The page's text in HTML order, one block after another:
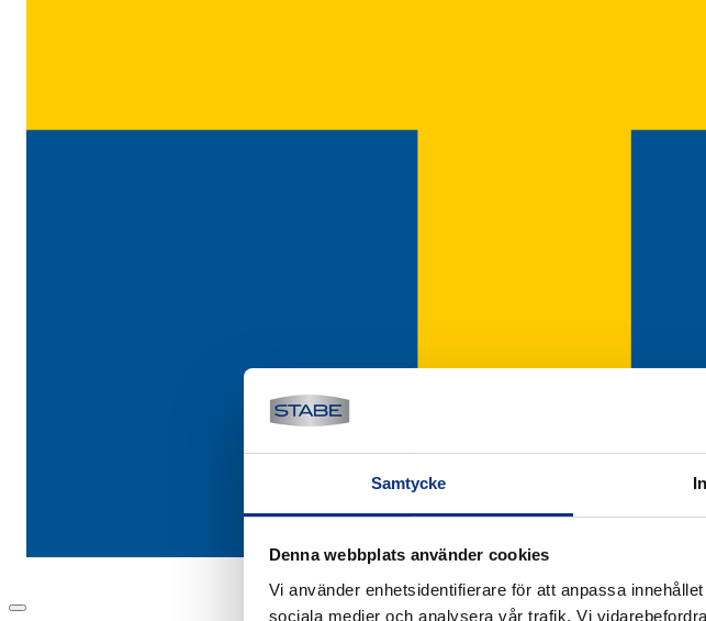
Samtycke
Denna webbplats använder cookies
Vi använder enhetsidentifierare för att anpassa
sociala medier och analysera vår trafik. Vi